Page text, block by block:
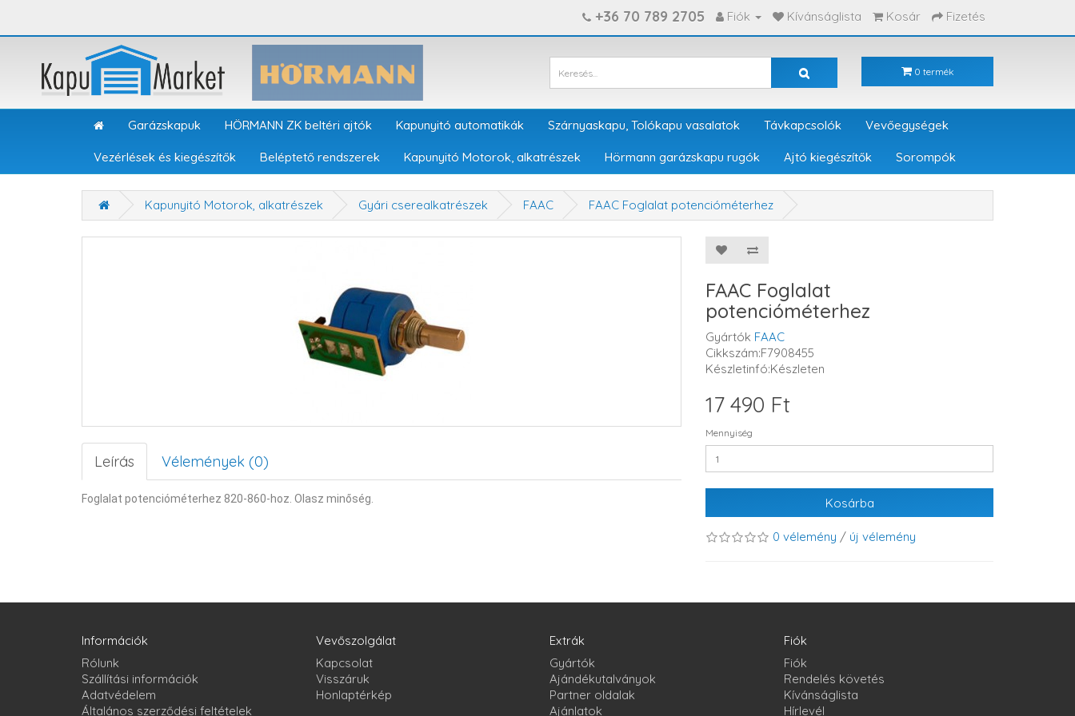
+36 70 789 2705 Fiók Kívánságlista Kosár Fizetés
0 termék
Garázskapuk HÖRMANN ZK beltéri ajtók Kapunyitó automatikák Szárnyaskapu, Tolókapu vasalatok Távkapcsolók Vevőegységek
Vezérlések és kiegészítők Beléptető rendszerek Kapunyitó Motorok, alkatrészek Hörmann garázskapu rugók Ajtó kiegészítők Sorompók
Kapunyitó Motorok, alkatrészek Gyári cserealkatrészek FAAC FAAC Foglalat potencióméterhez
Leírás Vélemények (0)
Foglalat potencióméterhez 820-860-hoz. Olasz minőség.
FAAC Foglalat
potencióméterhez
Gyártók FAAC
Cikkszám:F7908455
Készletinfó:Készleten
17 490 Ft
Mennyiség
Kosárba
0 vélemény / új vélemény
Információk
Rólunk
Szállítási információk
Adatvédelem
Általános szerződési feltételek
Vevőszolgálat
Kapcsolat
Visszáruk
Honlaptérkép
Extrák
Gyártók
Ajándékutalványok
Partner oldalak
Ajánlatok
Fiók
Fiók
Rendelés követés
Kívánságlista
Hírlevél